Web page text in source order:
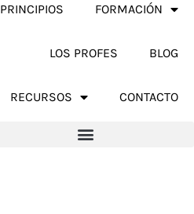
PRINCIPIOS FORMACIÓN
LOS PROFES BLOG
RECURSOS CONTACTO